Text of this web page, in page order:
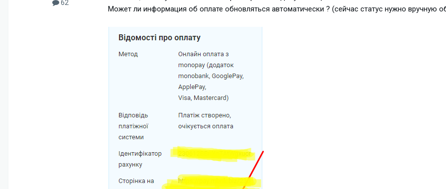
62
Может ли информация об оплате обновляться автоматически ? (сейчас статус нужно вручную